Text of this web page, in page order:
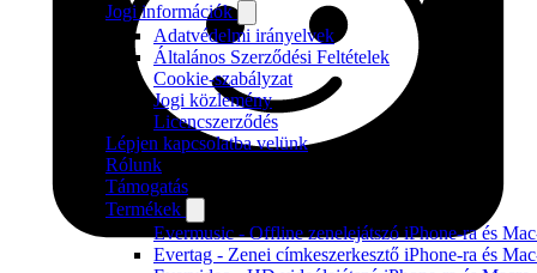
Jogi információk
Adatvédelmi irányelvek
Általános Szerződési Feltételek
Cookie-szabályzat
Jogi közlemény
Licencszerződés
Lépjen kapcsolatba velünk
Rólunk
Támogatás
Termékek
Evermusic - Offline zenelejátszó iPhone-ra és
Evertag - Zenei címkeszerkesztő iPhone-ra és